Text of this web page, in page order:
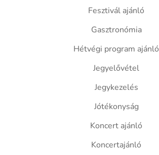
Fesztivál ajánló
Gasztronómia
Hétvégi program ajánló
Jegyelővétel
Jegykezelés
Jótékonyság
Koncert ajánló
Koncertajánló